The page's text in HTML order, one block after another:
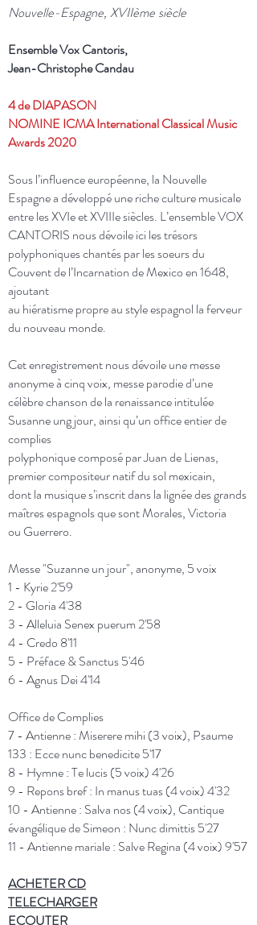
Nouvelle-Espagne, XVIIème siècle
Ensemble Vox Cantoris,
Jean-Christophe Candau
4 de DIAPASON
NOMINE ICMA International Classical Music
Awards 2020
Sous l’influence européenne, la Nouvelle
Espagne a développé une riche culture musicale
entre les XVIe et XVIIIe siècles. L’ensemble VOX
CANTORIS nous dévoile ici les trésors
polyphoniques chantés par les soeurs du
Couvent de l’Incarnation de Mexico en 1648,
ajoutant
au hiératisme propre au style espagnol la ferveur
du nouveau monde.
Cet enregistrement nous dévoile une messe
anonyme à cinq voix, messe parodie d’une
célèbre chanson de la renaissance intitulée
Susanne ung jour, ainsi qu’un office entier de
complies
polyphonique composé par Juan de Lienas,
premier compositeur natif du sol mexicain,
dont la musique s’inscrit dans la lignée des grands
maîtres espagnols que sont Morales, Victoria
ou Guerrero.
Messe "Suzanne un jour", anonyme, 5 voix
1 - Kyrie 2'59
2 - Gloria 4'38
3 - Alleluia Senex puerum 2'58
4 - Credo 8'11
5 - Préface & Sanctus 5'46
6 - Agnus Dei 4'14
Office de Complies
7 - Antienne : Miserere mihi (3 voix), Psaume
133 : Ecce nunc benedicite 5'17
8 - Hymne : Te lucis (5 voix) 4'26
9 - Repons bref : In manus tuas (4 voix) 4'32
10 - Antienne : Salva nos (4 voix), Cantique
évangélique de Simeon : Nunc dimittis 5'27
11 - Antienne mariale : Salve Regina (4 voix) 9'57
ACHETERCD
TELECHARGER
ECOUTER